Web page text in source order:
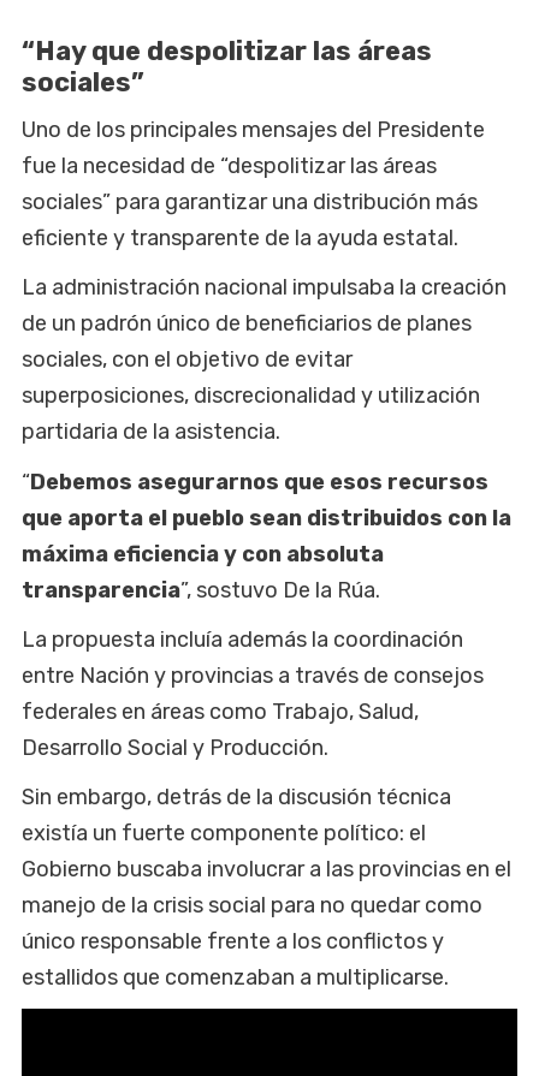
“Hay que despolitizar las áreas
sociales”
Uno de los principales mensajes del Presidente
fue la necesidad de “despolitizar las áreas
sociales” para garantizar una distribución más
eficiente y transparente de la ayuda estatal.
La administración nacional impulsaba la creación
de un padrón único de beneficiarios de planes
sociales, con el objetivo de evitar
superposiciones, discrecionalidad y utilización
partidaria de la asistencia.
“Debemos asegurarnos que esos recursos
que aporta el pueblo sean distribuidos con la
máxima eficiencia y con absoluta
transparencia”, sostuvo De la Rúa.
La propuesta incluía además la coordinación
entre Nación y provincias a través de consejos
federales en áreas como Trabajo, Salud,
Desarrollo Social y Producción.
Sin embargo, detrás de la discusión técnica
existía un fuerte componente político: el
Gobierno buscaba involucrar a las provincias en el
manejo de la crisis social para no quedar como
único responsable frente a los conflictos y
estallidos que comenzaban a multiplicarse.